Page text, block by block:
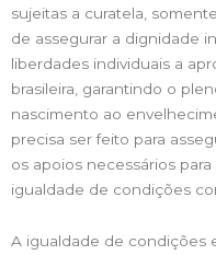
sujeitas a curatela,
de assegurar a dignidade
liberdades individuais a
brasileira, garantindo o
nascimento ao
precisa ser feito para
os apoios necessários
igualdade de condições
A igualdade de condições